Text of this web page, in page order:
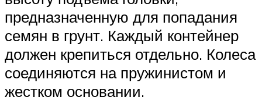
предназначенную для попадания
семян в грунт. Каждый контейнер
должен крепиться отдельно. Колеса
соединяются на пружинистом и
жестком основании.